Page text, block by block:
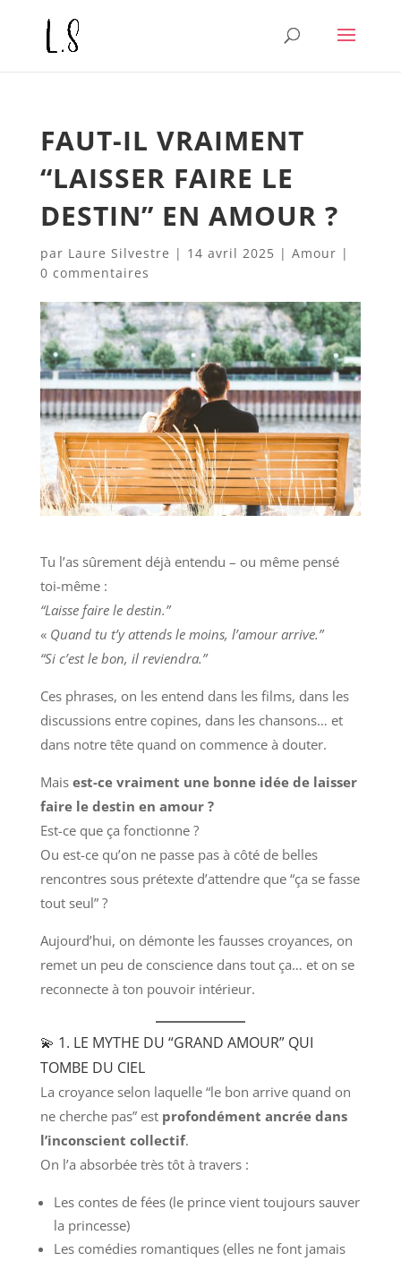
FAUT-IL VRAIMENT
“LAISSER FAIRE LE
DESTIN” EN AMOUR ?
par Laure Silvestre | 14 avril 2025 | Amour |
0 commentaires
Tu l’as sûrement déjà entendu – ou même pensé
toi-même :
“Laisse faire le destin.”
« Quand tu t’y attends le moins, l’amour arrive.”
“Si c’est le bon, il reviendra.”
Ces phrases, on les entend dans les films, dans les
discussions entre copines, dans les chansons… et
dans notre tête quand on commence à douter.
Mais est-ce vraiment une bonne idée de laisser
faire le destin en amour ?
Est-ce que ça fonctionne ?
Ou est-ce qu’on ne passe pas à côté de belles
rencontres sous prétexte d’attendre que “ça se fasse
tout seul” ?
Aujourd’hui, on démonte les fausses croyances, on
remet un peu de conscience dans tout ça… et on se
reconnecte à ton pouvoir intérieur.
💫 1. LE MYTHE DU “GRAND AMOUR” QUI
TOMBE DU CIEL
La croyance selon laquelle “le bon arrive quand on
ne cherche pas” est profondément ancrée dans
l’inconscient collectif.
On l’a absorbée très tôt à travers :
Les contes de fées (le prince vient toujours sauver
la princesse)
Les comédies romantiques (elles ne font jamais